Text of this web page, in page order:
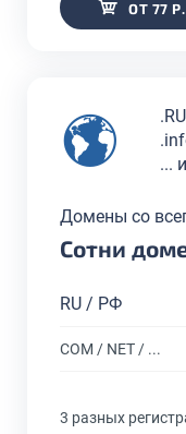
ОТ 77
.RU
...
Домены со
Сотни
RU / РФ
COM / NET / ...
3 разных